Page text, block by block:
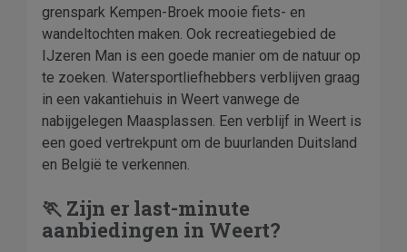
grenspark Kempen-Broek mooie fiets- en
wandeltochten maken. Ook recreatiegebied de
IJzeren Man is een goede manier om de natuur op
te zoeken. Watersportliefhebbers verblijven graag
in een vakantiehuis in Weert vanwege de
nabijgelegen Maasplassen. Een verblijf in Weert is
een goed vertrekpunt om de buurlanden Duitsland
en België te verkennen.
🏃 Zijn er last-minute
aanbiedingen in Weert?